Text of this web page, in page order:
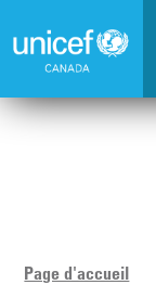
to
content
Page d'accueil